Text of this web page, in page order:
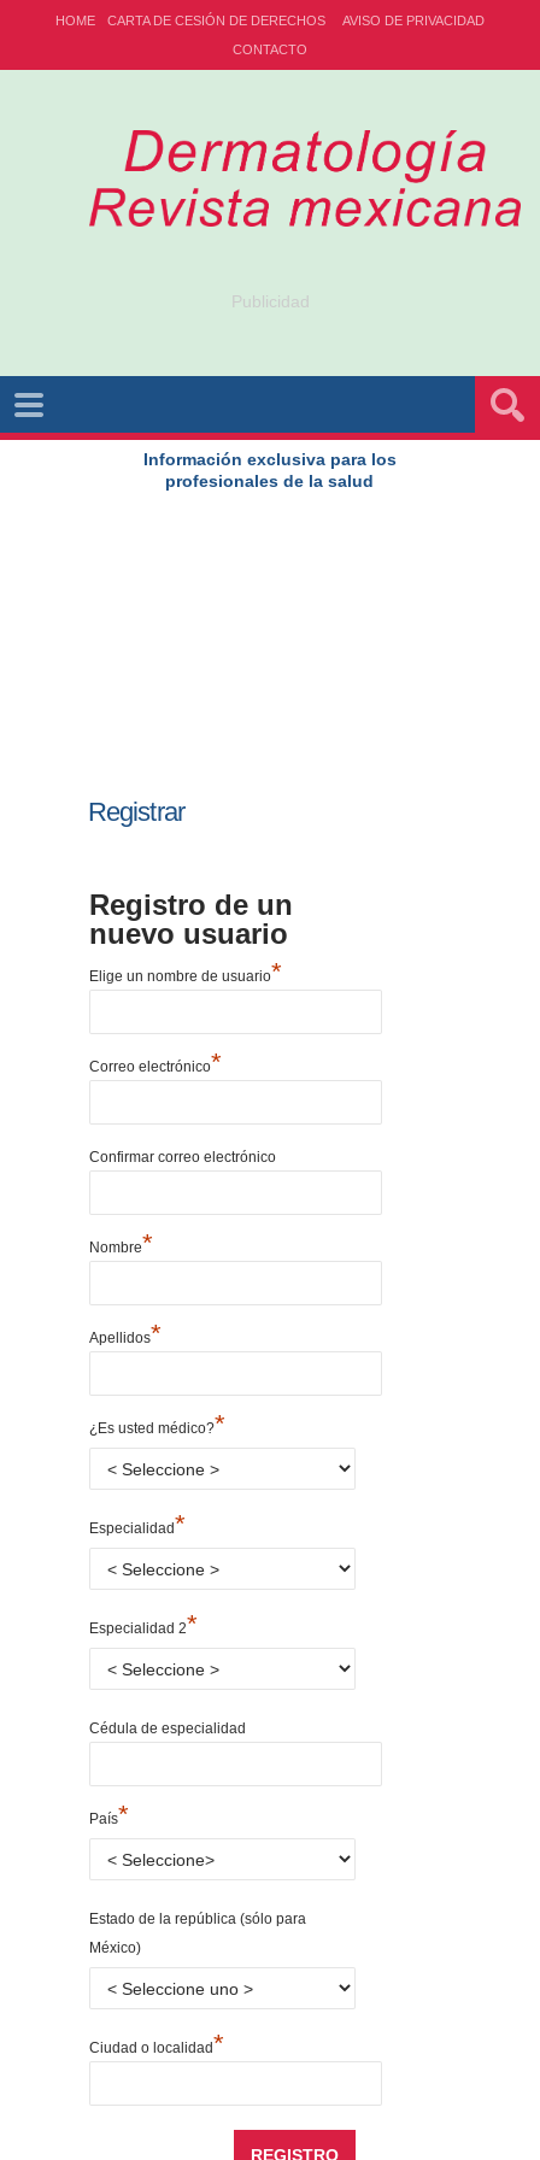
HOME CARTA DE CESIÓN DE DERECHOS
AVISO DE PRIVACIDAD
CONTACTO
Publicidad
Información exclusiva para los
profesionales de la salud
Registrar
Registro de un
nuevo usuario
Elige un nombre de usuario*
Correo electrónico*
Confirmar correo electrónico
Nombre*
Apellidos*
¿Es usted médico?*
Especialidad*
Especialidad 2*
Cédula de especialidad
País*
Estado de la república (sólo para
México)
Ciudad o localidad*